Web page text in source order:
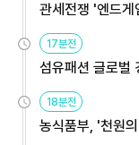
관세전쟁 '엔드
용해야
17분전
섬유패션 글로벌
원
18분전
농식품부, '천원